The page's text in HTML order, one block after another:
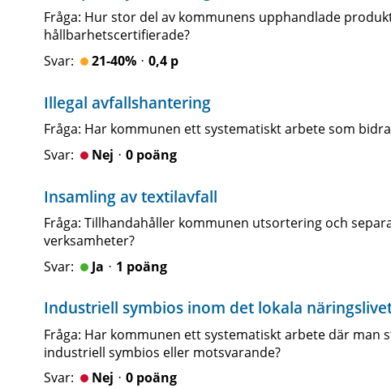
Fråga: Hur stor del av kommunens upphandlade
hållbarhetscertifierade?
21-40%ᆞ0,4 p
Illegal avfallshantering
Fråga: Har kommunen ett systematiskt arbete som
Nejᆞ0 poäng
Insamling av textilavfall
Fråga: Tillhandahåller kommunen utsortering och
verksamheter?
Jaᆞ1 poäng
Industriell symbios inom det lokala
Fråga: Har kommunen ett systematiskt arbete där man
industriell symbios eller motsvarande?
Nejᆞ0 poäng